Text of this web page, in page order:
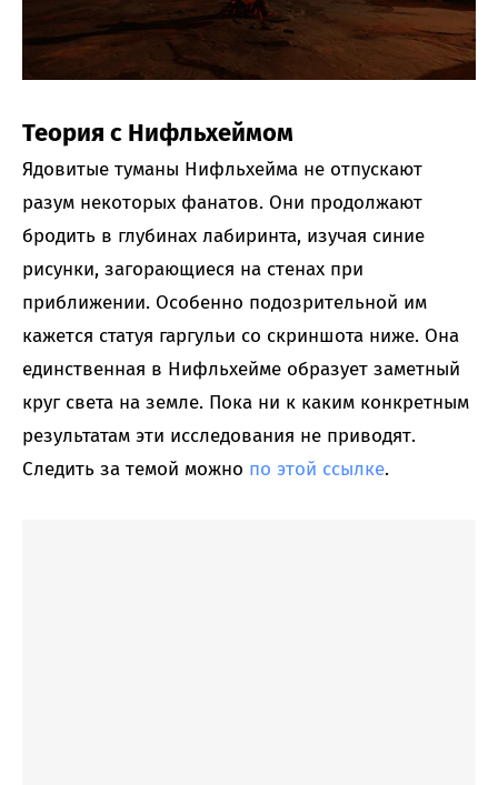
Теория с Нифльхеймом
Ядовитые туманы Нифльхейма не отпускают
разум некоторых фанатов. Они продолжают
бродить в глубинах лабиринта, изучая синие
рисунки, загорающиеся на стенах при
приближении. Особенно подозрительной им
кажется статуя гаргульи со скриншота ниже. Она
единственная в Нифльхейме образует заметный
круг света на земле. Пока ни к каким конкретным
результатам эти исследования не приводят.
Следить за темой можно по этой ссылке.